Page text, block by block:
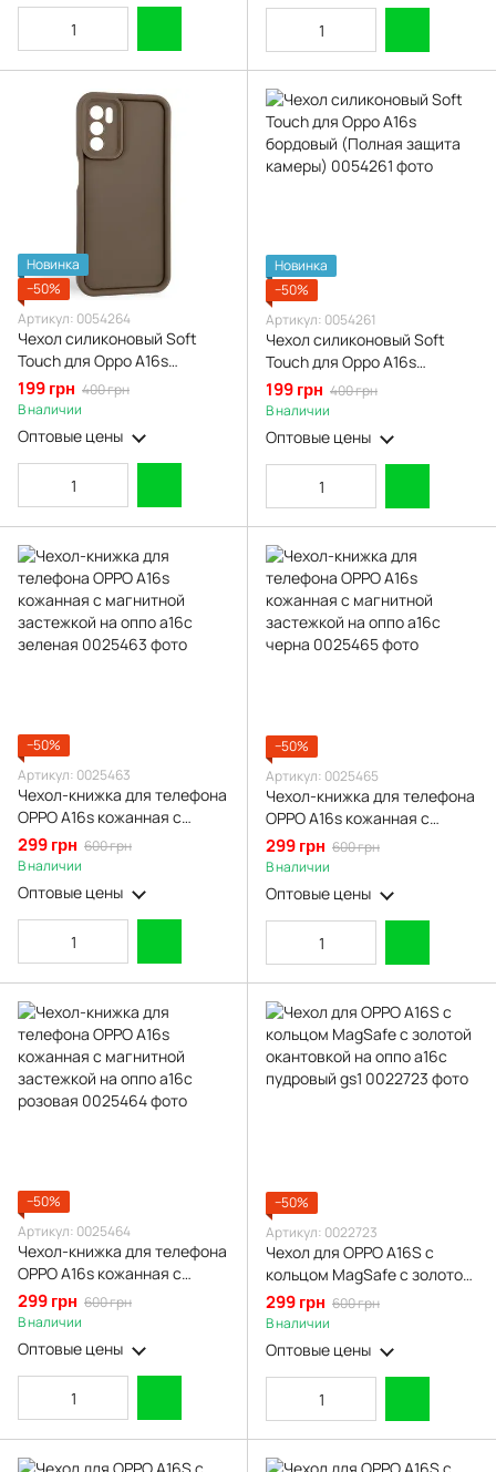
Новинка
−50%
Артикул: 0054264
Чехол силиконовый Soft
Touch для Oppo A16s
коричневый (Полная защита
камеры)
199 грн 400 грн
В наличии
Оптовые цены
Новинка
−50%
Артикул: 0054261
Чехол силиконовый Soft
Touch для Oppo A16s
бордовый (Полная защита
камеры)
199 грн 400 грн
В наличии
Оптовые цены
−50%
Артикул: 0025463
Чехол-книжка для телефона
OPPO A16s кожанная с
магнитной застежкой на
оппо а16с зеленая
299 грн 600 грн
В наличии
Оптовые цены
−50%
Артикул: 0025465
Чехол-книжка для телефона
OPPO A16s кожанная с
магнитной застежкой на
оппо а16с черна
299 грн 600 грн
В наличии
Оптовые цены
−50%
Артикул: 0025464
Чехол-книжка для телефона
OPPO A16s кожанная с
магнитной застежкой на
оппо а16с розовая
299 грн 600 грн
В наличии
Оптовые цены
−50%
Артикул: 0022723
Чехол для OPPO A16S с
кольцом MagSafe с золотой
окантовкой на оппо а16с
пудровый gs1
299 грн 600 грн
В наличии
Оптовые цены